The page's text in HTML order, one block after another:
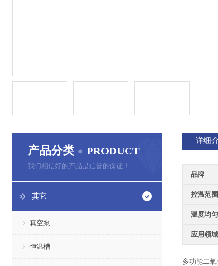
产品分类 PRODUCT
我们相信好的产品是信誉的保证！
其它
真空泵
恒温槽
详细
品牌
控温范围
温度均
应用领域
多功能二